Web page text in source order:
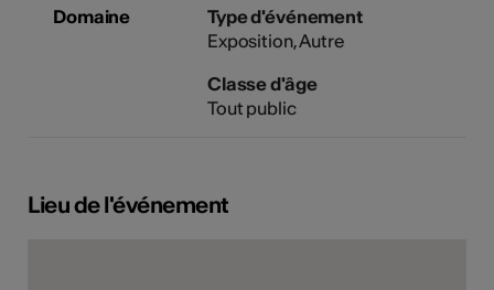
Domaine
Type d'événement
Exposition Autre
Classe d'âge
Tout public
Lieu de l'événement